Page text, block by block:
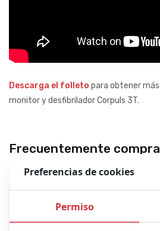
Descarga el folleto para obtener
monitor y desfibrilador Corpuls 3T.
Frecuentemente
Preferencias de cookies
Permiso